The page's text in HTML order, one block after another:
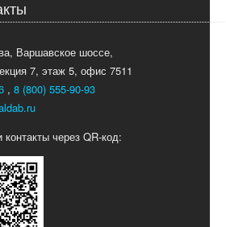
Варшавское шоссе,
7, этаж 5, офис 7511
,8 (800) 555-90-93
через QR-код: